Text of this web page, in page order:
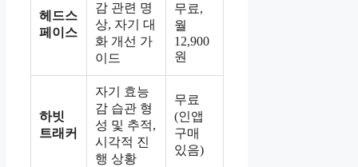
헤드스
페이스
감 관련 명
상, 자기 대
화 개선 가
이드
무료,
월
12,900
원
하빗
트래커
자기 효능
감 습관 형
성 및 추적,
시각적 진
행 상황
무료
(인앱
구매
있음)